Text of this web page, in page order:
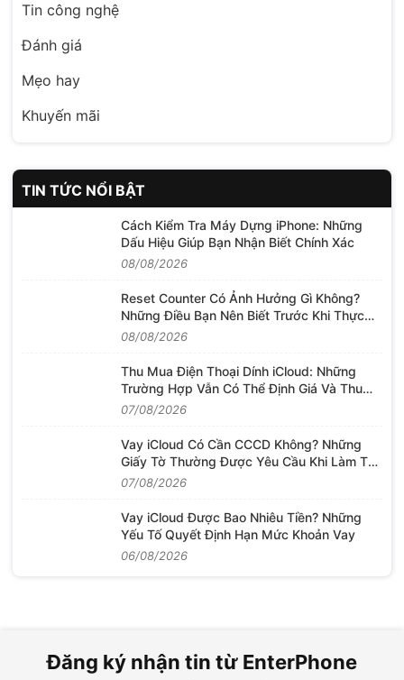
Tin công nghệ
Đánh giá
Mẹo hay
Khuyến mãi
TIN TỨC NỔI BẬT
Cách Kiểm Tra Máy Dựng iPhone: Những
Dấu Hiệu Giúp Bạn Nhận Biết Chính Xác
08/08/2026
Reset Counter Có Ảnh Hưởng Gì Không?
Những Điều Bạn Nên Biết Trước Khi Thực
Hiện
08/08/2026
Thu Mua Điện Thoại Dính iCloud: Những
Trường Hợp Vẫn Có Thể Định Giá Và Thu
Mua
07/08/2026
Vay iCloud Có Cần CCCD Không? Những
Giấy Tờ Thường Được Yêu Cầu Khi Làm Thủ
Tục
07/08/2026
Vay iCloud Được Bao Nhiêu Tiền? Những
Yếu Tố Quyết Định Hạn Mức Khoản Vay
06/08/2026
Đăng ký nhận tin từ EnterPhone